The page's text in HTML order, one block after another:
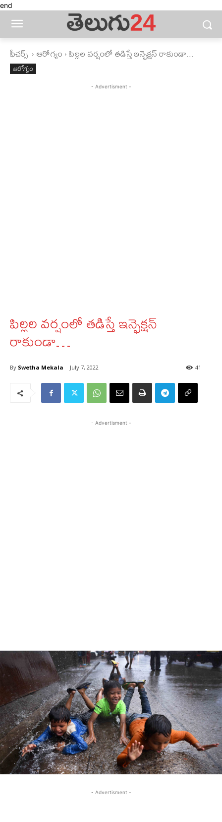
end
ఫీచ‌ర్స్ ‌ ఆరోగ్యం పిల్లల వర్షంలో తడిస్తే ఇన్ఫెక్షన్ రాకుండా...
ఆరోగ్యం
- Advertisment -
పిల్లల వర్షంలో తడిస్తే ఇన్ఫెక్షన్
రాకుండా…
By Swetha Mekala July 7, 2022 41
- Advertisment -
- Advertisment -